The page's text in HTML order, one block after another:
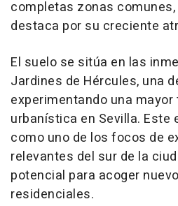
completas zonas
destaca por su creciente
El suelo se sitúa en las
Jardines de Hércules, una
experimentando una
urbanística en Sevilla. Este
como uno de los focos de
relevantes del sur de la
potencial para acoger
residenciales.